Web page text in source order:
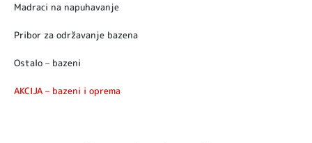
Madraci na napuhavanje
Pribor za održavanje bazena
Ostalo – bazeni
AKCIJA – bazeni i oprema